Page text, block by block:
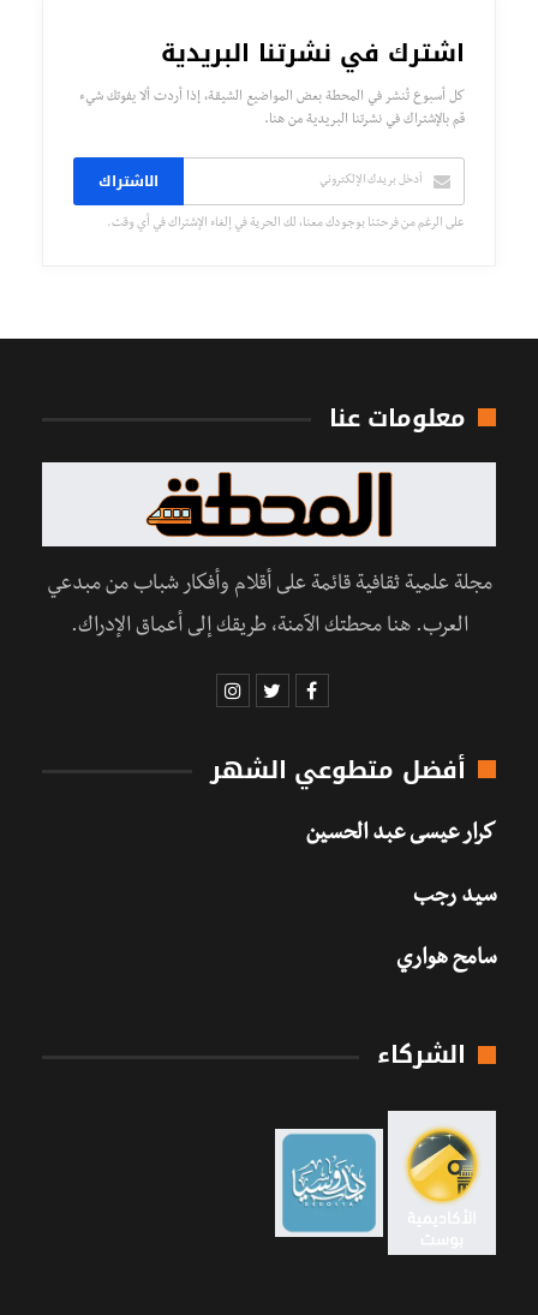
اشترك في نشرتنا البريدية
كل أسبوع تُنشر في المحطة بعض المواضيع الشيقة، إذا أردت ألا يفوتك شيء
قم بالإشتراك في نشرتنا البريدية من هنا.
الاشتراك
على الرغم من فرحتنا بوجودك معنا، لك الحرية في إلغاء الإشتراك في أي وقت.
معلومات عنا
مجلة علمية ثقافية قائمة على أقلام وأفكار شباب من مبدعي
العرب. هنا محطتك الآمنة، طريقك إلى أعماق الإدراك.
أفضل متطوعي الشهر
كرار عيسى عبد الحسين
سيد رجب
سامح هواري
الشركاء